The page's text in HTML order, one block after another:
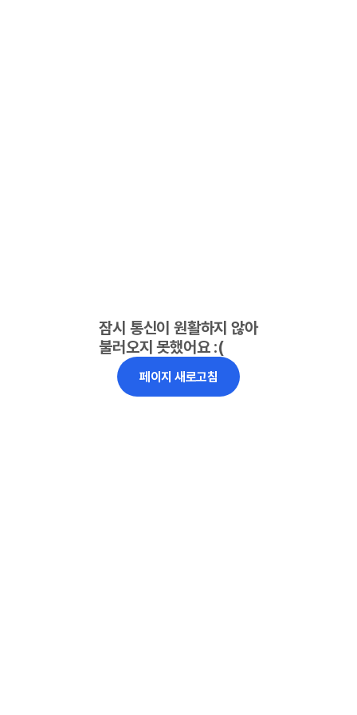
잠시 통신이 원활하지 않아
불러오지 못했어요 :(
페이지 새로고침